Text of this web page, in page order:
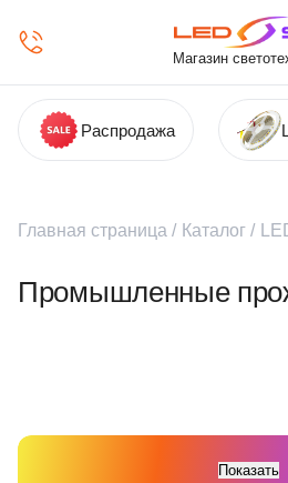
Магазин
Распродажа
Главная страница / Каталог /
Промышленные